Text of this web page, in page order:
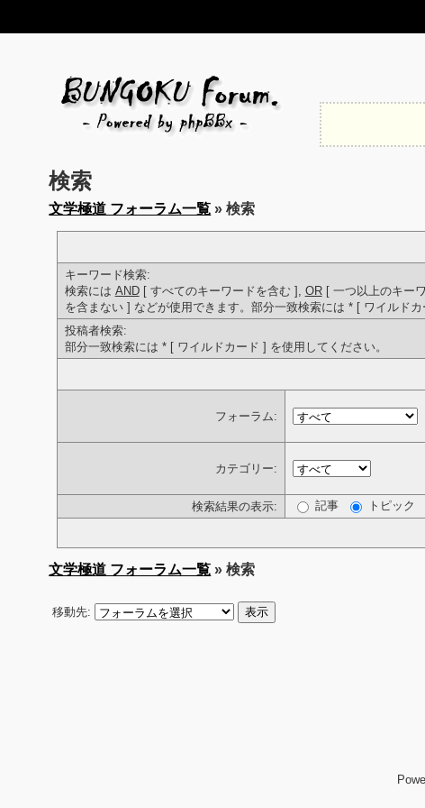
検索
文学極道 フォーラム一覧 » 検索
キーワード検索:
検索には AND[ すべてのキーワードを含む ], OR[ 一つ以上のキー
を含まない ] などが使用できます。部分一致検索には * [ ワイルドカ
投稿者検索:
部分一致検索には * [ ワイルドカード ] を使用してください。
フォーラム:
カテゴリー:
検索結果の表示:
記事 トピック
文学極道 フォーラム一覧 » 検索
移動先: